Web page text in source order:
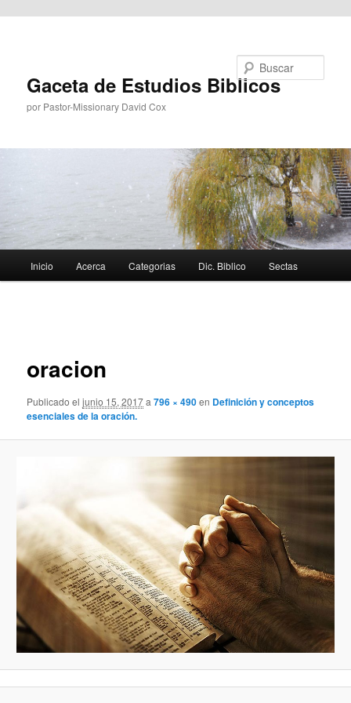
Gaceta de Estudios Biblicos
por Pastor-Missionary David Cox
principal
Inicio Acerca Categorias Dic. Biblico Sectas
oracion
Publicado el junio 15, 2017a796 × 490en Definición y conceptos
esenciales de la oración.